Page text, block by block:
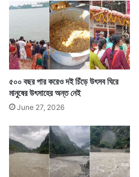
৫০০ বছর পার করেও দই চিঁড়ে উৎসব ঘিরে
মানুষের উৎসাহের অন্ত নেই
June 27, 2026